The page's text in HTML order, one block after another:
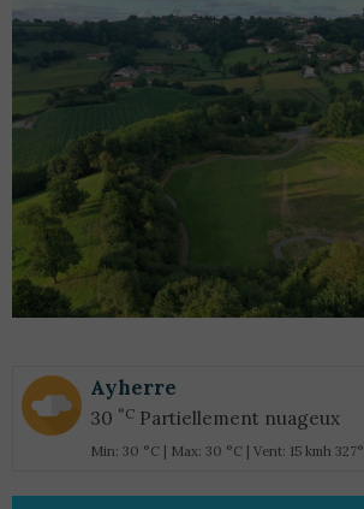
Ayherre
30 °C Partiellement nuageux
Min: 30 °C | Max: 30 °C | Vent: 15 kmh 327°